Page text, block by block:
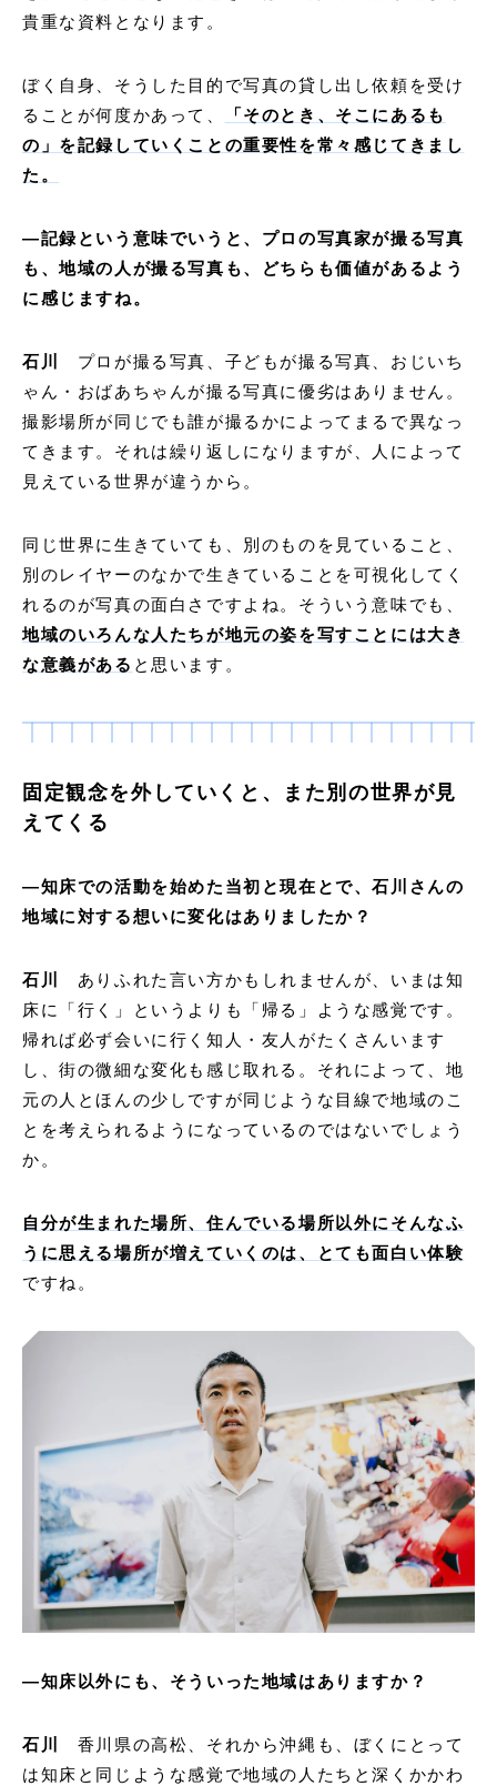
貴重な資料となります。
ぼく自身、そうした目的で写真の貸し出し依頼を受け
ることが何度かあって、
「そのとき、そこにあるも
の」を記録していくことの重要性を常々感じてきまし
た。
―記録という意味でいうと、プロの写真家が撮る写真
も、地域の人が撮る写真も、どちらも価値があるよう
に感じますね。
石川
プロが撮る写真、子どもが撮る写真、おじいち
ゃん・おばあちゃんが撮る写真に優劣はありません。
撮影場所が同じでも誰が撮るかによってまるで異なっ
てきます。それは繰り返しになりますが、人によって
見えている世界が違うから。
同じ世界に生きていても、別のものを見ていること、
別のレイヤーのなかで生きていることを可視化してく
れるのが写真の面白さですよね。そういう意味でも、
地域のいろんな人たちが地元の姿を写すことには大き
な意義がある と思います。
固定観念を外していくと、また別の世界が見
えてくる
―知床での活動を始めた当初と現在とで、石川さんの
地域に対する想いに変化はありましたか？
石川
ありふれた言い方かもしれませんが、いまは知
床に「行く」というよりも「帰る」ような感覚です。
帰れば必ず会いに行く知人・友人がたくさんいます
し、街の微細な変化も感じ取れる。それによって、地
元の人とほんの少しですが同じような目線で地域のこ
とを考えられるようになっているのではないでしょう
か。
自分が生まれた場所、住んでいる場所以外にそんなふ
うに思える場所が増えていくのは、とても面白い体験
ですね。
―知床以外にも、そういった地域はありますか？
石川
香川県の高松、それから沖縄も、ぼくにとって
は知床と同じような感覚で地域の人たちと深くかかわ